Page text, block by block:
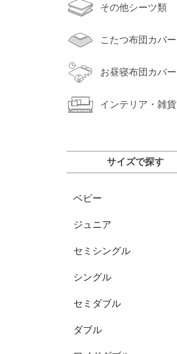
その他シーツ類
こたつ布団カバー
お昼寝布団カバー
インテリア・雑貨
サイズで探す
ベビー
ジュニア
セミシングル
シングル
セミダブル
ダブル